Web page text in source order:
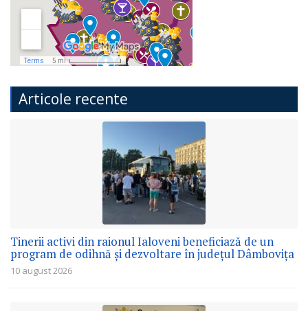
Articole recente
Tinerii activi din raionul Ialoveni beneficiază de un
program de odihnă și dezvoltare în județul Dâmbovița
10 august 2026